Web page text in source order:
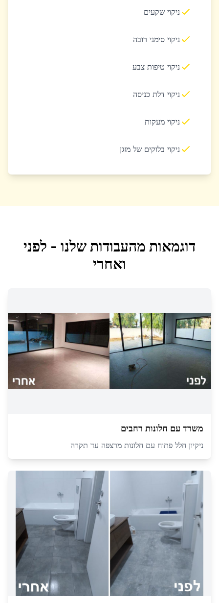
ניקוי שקעים
ניקוי סימני רובה
ניקוי טיפות צבע
ניקוי דלת כניסה
ניקוי מעקות
ניקוי בלוקים של מזגן
דוגמאות מהעבודות שלנו - לפני
ואחרי
משרד עם חלונות רחבים
ניקיון חלל פתוח עם חלונות מרצפה עד תקרה